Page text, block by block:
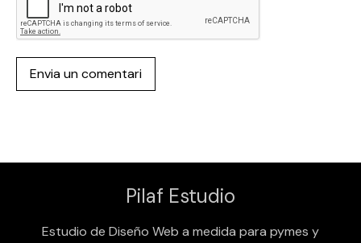
Pilaf Estudio
Estudio de Diseño Web a medida para pymes y